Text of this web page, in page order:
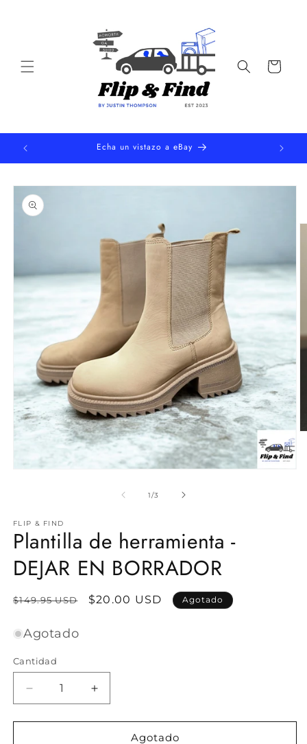
Carrito
Echa un vistazo a eBay
directamente
información
una
ventana
modal
1/de
3
FLIP & FIND
Plantilla de herramienta -
DEJAR EN BORRADOR
Precio
$149.95 USD
Precio
$20.00 USD Agotado
Agotado
Cantidad
Reducir
cantidad
para
Aumentar
cantidad
para
PlantillaAgotado